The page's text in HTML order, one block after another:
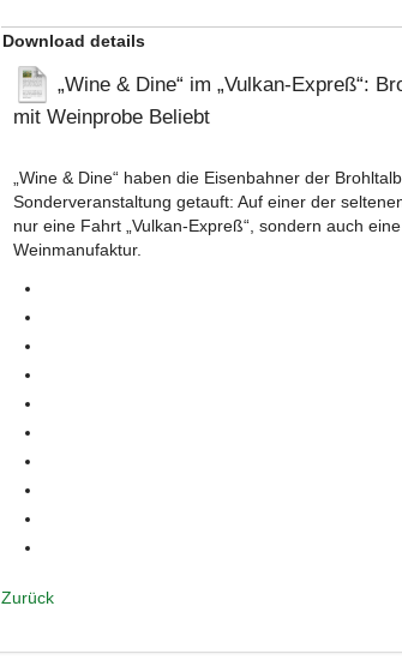
Download details
„Wine & Dine“ im „Vulkan-Expreß“:
mit Weinprobe Beliebt
„Wine & Dine“ haben die Eisenbahner der
Sonderveranstaltung getauft: Auf einer der
nur eine Fahrt „Vulkan-Expreß“, sondern auch
Weinmanufaktur.
Zurück